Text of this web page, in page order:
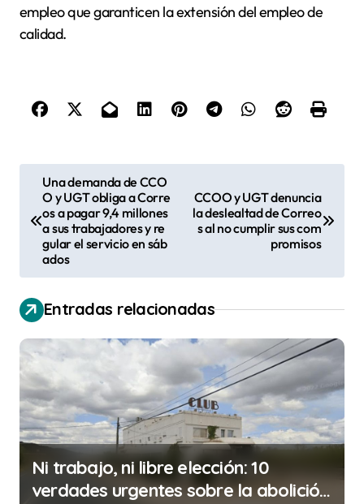
empleo que garanticen la extensión del empleo de
calidad.
g
a
c
i
ó
n
d
e
Una demanda de CCO
O y UGT obliga a Corre
os a pagar 9,4 millones
a sus trabajadores y re
gular el servicio en sáb
ados
CCOO y UGT denuncia
la deslealtad de Correo
s al no cumplir sus com
promisos
Entradas relacionadas
Ni trabajo, ni libre elección: 10
verdades urgentes sobre la abolición